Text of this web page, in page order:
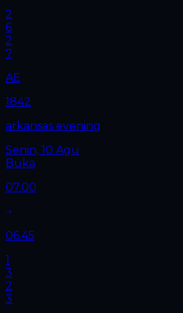
2
6
2
7
AE
1842
arkansas evening
Senin, 10 Agu
Buka
07.00
06.45
1
3
2
3